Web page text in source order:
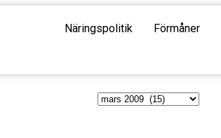
Näringspolitik Förmåner